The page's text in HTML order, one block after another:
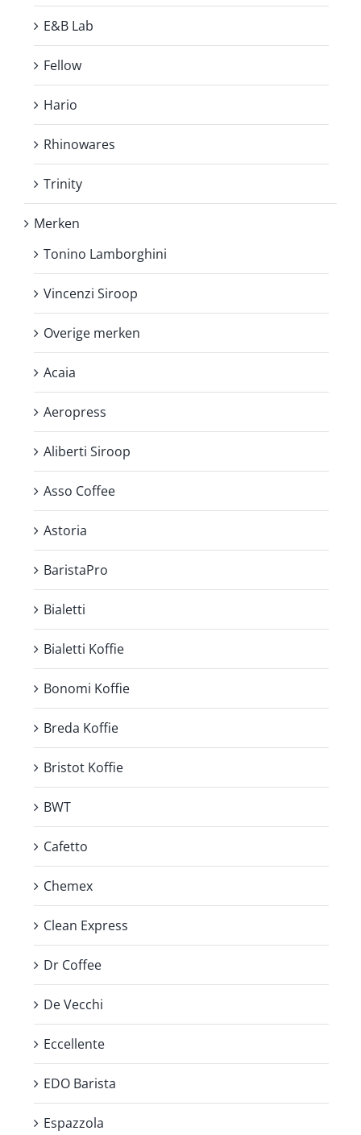
E&B Lab
Fellow
Hario
Rhinowares
Trinity
Merken
Tonino Lamborghini
Vincenzi Siroop
Overige merken
Acaia
Aeropress
Aliberti Siroop
Asso Coffee
Astoria
BaristaPro
Bialetti
Bialetti Koffie
Bonomi Koffie
Breda Koffie
Bristot Koffie
BWT
Cafetto
Chemex
Clean Express
Dr Coffee
De Vecchi
Eccellente
EDO Barista
Espazzola